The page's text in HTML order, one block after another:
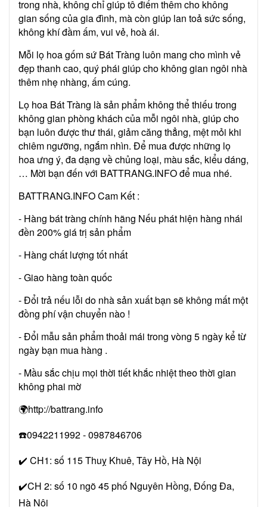
trong nhà, không chỉ giúp tô điểm thêm cho không
gian sống của gia đình, mà còn giúp lan toả sức sống,
không khí đầm ấm, vui vẻ, hoà ái.
Mỗi lọ hoa gốm sứ Bát Tràng luôn mang cho mình vẻ
đẹp thanh cao, quý phái giúp cho không gian ngôi nhà
thêm nhẹ nhàng, ấm cúng.
Lọ hoa Bát Tràng là sản phẩm không thể thiếu trong
không gian phòng khách của mỗi ngôi nhà, giúp cho
bạn luôn được thư thái, giảm căng thẳng, mệt mỏi khi
chiêm ngưỡng, ngắm nhìn. Để mua được những lọ
hoa ưng ý, đa dạng về chủng loại, màu sắc, kiểu dáng,
… Mời bạn đến với BATTRANG.INFO để mua nhé.
BATTRANG.INFO Cam Kết :
- Hàng bát tràng chính hãng Nếu phát hiện hàng nhái
đền 200% giá trị sản phẩm
- Hàng chất lượng tốt nhất
- Giao hàng toàn quốc
- Đổi trả nếu lỗi do nhà sản xuất bạn sẽ không mất một
đồng phí vận chuyển nào !
- Đổi mẫu sản phẩm thoải mái trong vòng 5 ngày kể từ
ngày bạn mua hàng .
- Mầu sắc chịu mọi thời tiết khắc nhiệt theo thời gian
không phai mờ
🌍http://battrang.info
☎️0942211992 - 0987846706
✔️ CH1: số 115 Thuỵ Khuê, Tây Hồ, Hà Nội
✔️CH 2: số 10 ngõ 45 phố Nguyên Hồng, Đống Đa,
Hà Nội